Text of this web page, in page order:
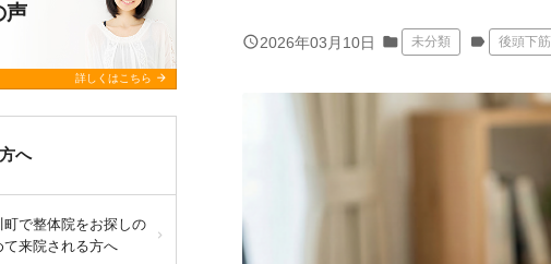
query_builder2026年03月10日 folder 未分類 label 後頭下筋
声
詳しくはこちら arrow_forward
へ
町で整体院をお探しの
て来院される方へ